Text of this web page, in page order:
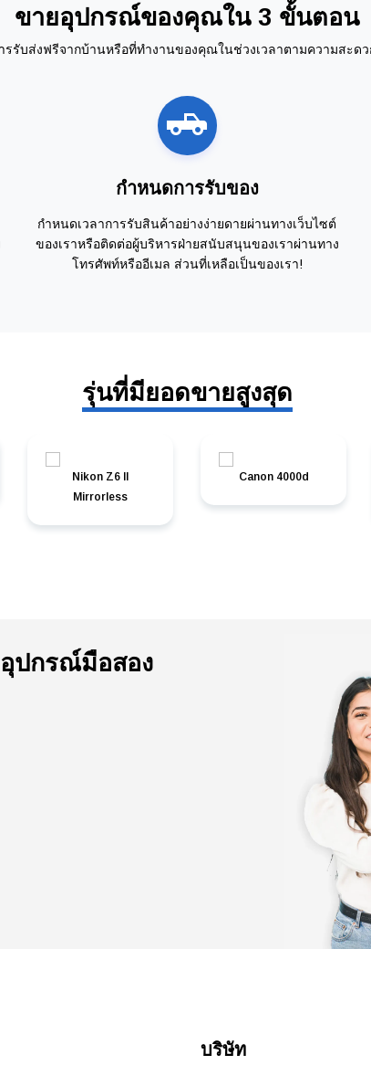
ขายอุปกรณ์ของคุณใน 3 ขั้นตอน
รรับส่งฟรีจากบ้านหรือที่ทำงานของคุณในช่วงเวลาตามความสะด
กำหนดการรับของ
กำหนดเวลาการรับสินค้าอย่างง่ายดายผ่านทางเว็บไซต์
ของเราหรือติดต่อผู้บริหารฝ่ายสนับสนุนของเราผ่านทาง
โทรศัพท์หรืออีเมล ส่วนที่เหลือเป็นของเรา!
รุ่นที่มียอดขายสูงสุด
Nikon Z6 II
Mirrorless
Canon 4000d
ปกรณ์มือสอง
บริษัท